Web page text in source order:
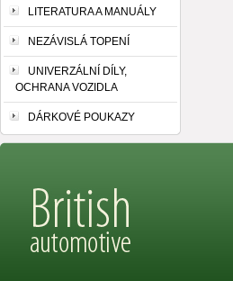
LITERATURA A MANUÁLY
NEZÁVISLÁ TOPENÍ
UNIVERZÁLNÍ DÍLY,
OCHRANA VOZIDLA
DÁRKOVÉ POUKAZY